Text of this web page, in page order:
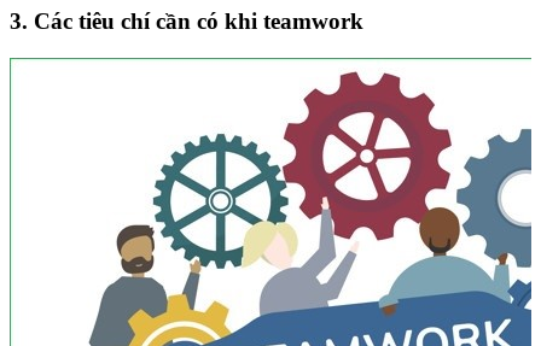
3. Các tiêu chí cần có khi teamwork